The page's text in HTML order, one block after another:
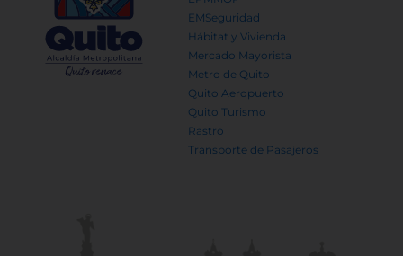
EMSeguridad
Hábitat y Vivienda
Mercado Mayorista
Metro de Quito
Quito Aeropuerto
Quito Turismo
Rastro
Transporte de Pasajeros